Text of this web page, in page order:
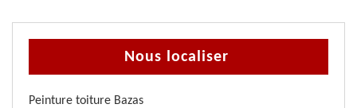
Nous localiser
Peinture toiture Bazas